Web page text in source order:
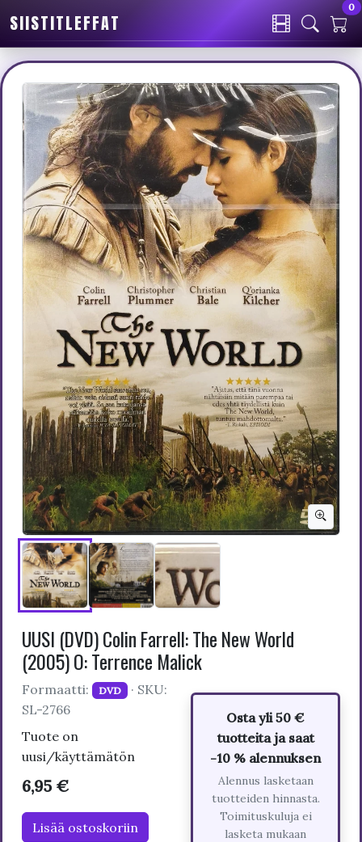
SIISTITLEFFAT
0
UUSI (DVD) Colin Farrell: The New World
(2005) O: Terrence Malick
Formaatti: DVD · SKU:
SL-2766
Tuote on
uusi/käyttämätön
6,95 €
Lisää ostoskoriin
Osta yli 50 €
tuotteita ja saat
-10 % alennuksen
Alennus lasketaan
tuotteiden hinnasta.
Toimituskuluja ei
lasketa mukaan